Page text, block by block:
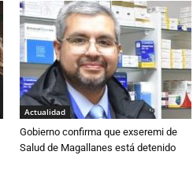
Actualidad
Gobierno confirma que exseremi de
Salud de Magallanes está detenido